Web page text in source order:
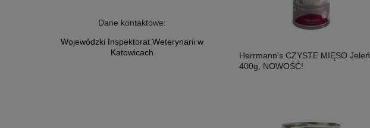
Dane kontaktowe:
Wojewódzki Inspektorat Weterynarii w
Katowicach
Herrmann's CZYSTE MIĘSO Jeleń
400g, NOWOŚĆ!